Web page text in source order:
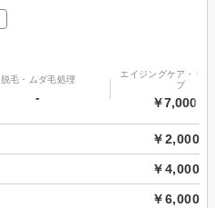
脱毛・ムダ毛処理
-
エイジングケア・リ
プ
￥7,000～
￥2,000
￥4,000
￥6,000